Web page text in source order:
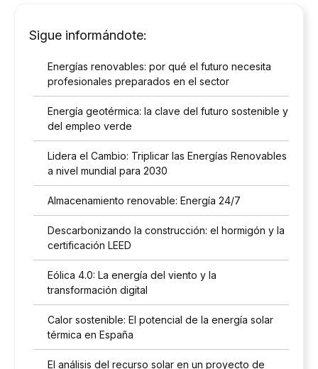
Sigue informándote:
Energías renovables: por qué el futuro necesita
profesionales preparados en el sector
Energía geotérmica: la clave del futuro sostenible y
del empleo verde
Lidera el Cambio: Triplicar las Energías Renovables
a nivel mundial para 2030
Almacenamiento renovable: Energía 24/7
Descarbonizando la construcción: el hormigón y la
certificación LEED
Eólica 4.0: La energía del viento y la
transformación digital
Calor sostenible: El potencial de la energía solar
térmica en España
El análisis del recurso solar en un proyecto de